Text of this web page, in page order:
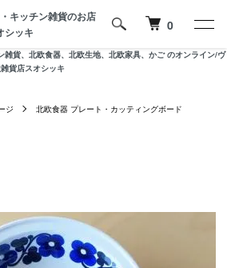
雑貨、北欧食器、北欧生地、北欧家具、かご のオンライン/ヴ
貨店スオシッキ
キッチン雑貨のお店
シッキ
0
ジ 北欧食器 プレート・カッティングボード